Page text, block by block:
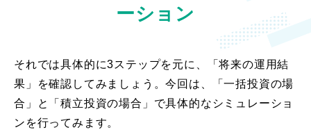
ーション
それでは具体的に3ステップを元に、「将来の運用結
果」を確認してみましょう。今回は、「一括投資の場
合」と「積立投資の場合」で具体的なシミュレーショ
ンを行ってみます。